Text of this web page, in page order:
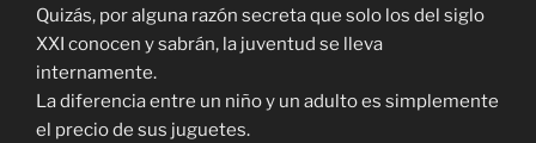
Quizás, por alguna razón secreta que solo los del siglo
XXI conocen y sabrán, la juventud se lleva
internamente.
La diferencia entre un niño y un adulto es simplemente
el precio de sus juguetes.